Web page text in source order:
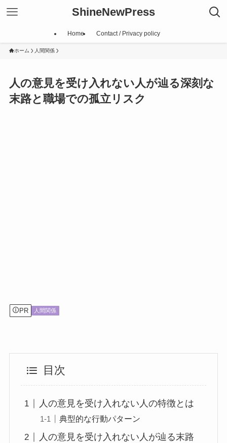
ShineNewPress
Home Contact / Privacy policy
ホーム 人間関係
人の意見を受け入れない人が辿る深刻な
末路と職場での孤立リスク
PR 人間関係
目次
人の意見を受け入れない人の特徴とは
典型的な行動パターン
人の意見を受け入れない人が辿る末路